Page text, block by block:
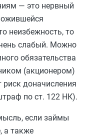
— это нервный
неизбежность, то
слабый. Можно
обязательства
(акционером)
доначисления
по ст. 122 НК).
если займы
а также